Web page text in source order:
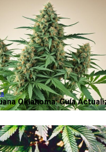
Oklahoma: Guía